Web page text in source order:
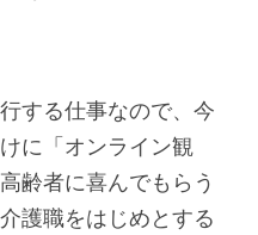
する仕事なので、今
に「オンライン観
齢者に喜んでもらう
護職をはじめとする